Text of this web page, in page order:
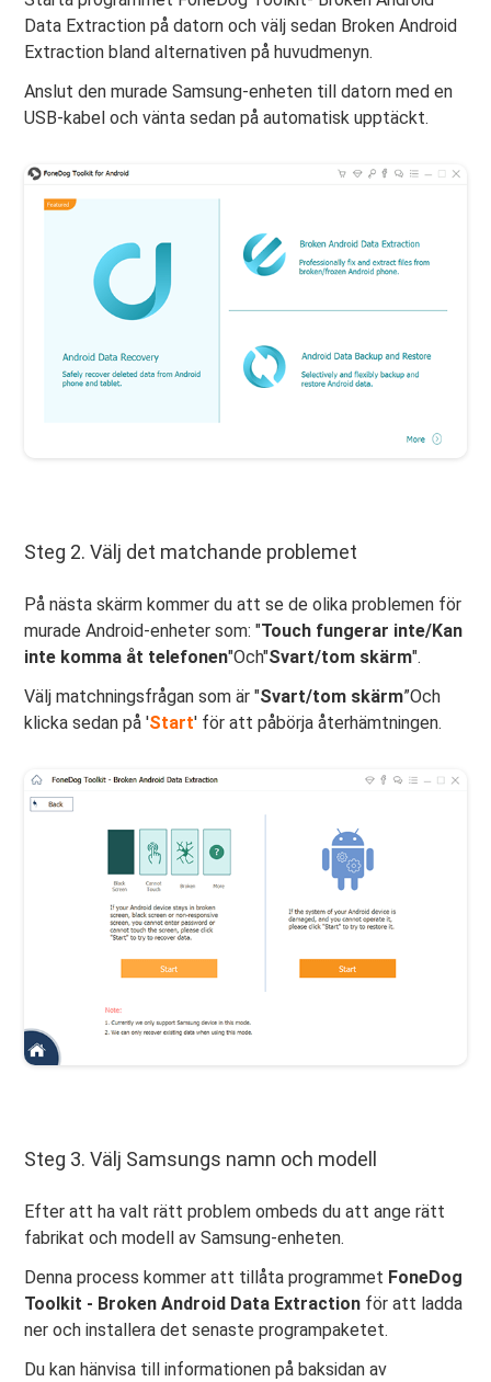
Data Extraction på datorn och välj sedan Broken Android
Extraction bland alternativen på huvudmenyn.
Anslut den murade Samsung-enheten till datorn med en
USB-kabel och vänta sedan på automatisk upptäckt.
Steg 2. Välj det matchande problemet
På nästa skärm kommer du att se de olika problemen för
murade Android-enheter som: "Touch fungerar inte/Kan
inte komma åt telefonen"Och"Svart/tom skärm".
Välj matchningsfrågan som är "Svart/tom skärm”Och
klicka sedan på 'Start' för att påbörja återhämtningen.
Steg 3. Välj Samsungs namn och modell
Efter att ha valt rätt problem ombeds du att ange rätt
fabrikat och modell av Samsung-enheten.
Denna process kommer att tillåta programmet FoneDog
Toolkit - Broken Android Data Extraction för att ladda
ner och installera det senaste programpaketet.
Du kan hänvisa till informationen på baksidan av